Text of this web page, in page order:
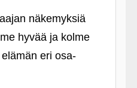
näkemyksiä
hyvää ja kolme
eri osa-